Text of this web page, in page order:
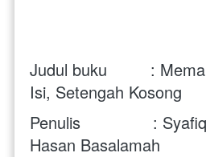
Judul buku         :
Isi, Setengah Kosong
Penulis               :
Hasan Basalamah